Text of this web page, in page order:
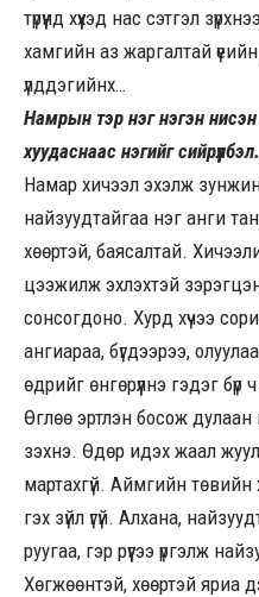
түрүүнд хүүхэд нас сэтгэл
хамгийн аз жаргалтай
үлддэгийнх…
Намрын тэр нэг нэгэн
хуудаснаас нэгийг
Намар хичээл эхэлж
найзуудтайгаа нэг анги
хөөртэй, баясалтай.
цээжилж эхлэхтэй
сонсогдоно. Хурд хүчээ
ангиараа, бүгдээрээ,
өдрийг өнгөрүүлнэ гэдэг бүр
Өглөө эртлэн босож дулаан
зэхнэ. Өдөр идэх жаал
мартахгүй. Аймгийн төвийн
гэх зүйл үгүй. Алхана,
руугаа, гэр рүүгээ үргэлж
Хөгжөөнтэй, хөөртэй яриа